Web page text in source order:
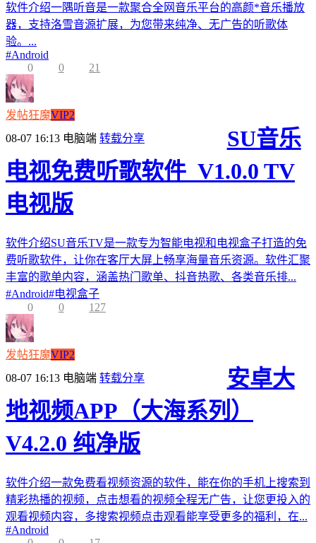
软件介绍一隅听音是一款聚合全网音乐平台的高颜*音乐播放
器，支持洛雪音源扩展，为您带来纯净、无广告的听歌体
验。...
#Android
0
0 21
发帖狂魔VIP2
08-07 16:13 电脑端 转载分享
SU音乐
电视免费听歌软件_V1.0.0 TV
电视版
软件介绍SU音乐TV是一款专为智能电视和电视盒子打造的免
费听歌软件，让你在客厅大屏上畅享海量音乐资源。软件汇聚
丰富的歌单内容，涵盖热门歌单、抖音热歌、各类音乐排...
#Android#电视盒子
0
0 127
发帖狂魔VIP2
08-07 16:13 电脑端 转载分享
安卓大
地视频APP（大海系列）
V4.2.0 纯净版
软件介绍一款免费看视频资源的软件，能在你的手机上搜索到
精彩热播的视频，点击想看的视频全程无广告，让您更投入的
观看视频内容，多搜索视频点击观看能享受更多的福利，在...
#Android